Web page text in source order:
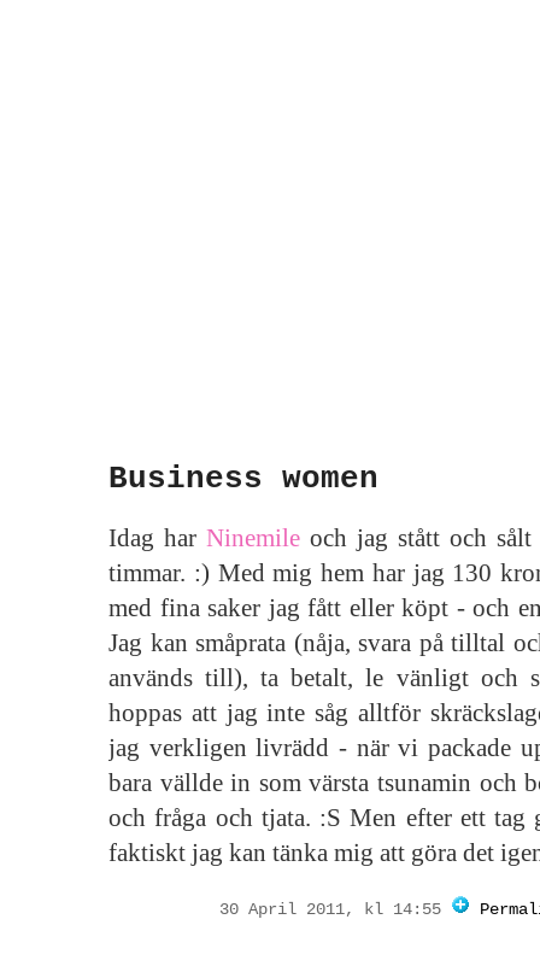
Business women
Idag har Ninemile och jag stått och
timmar. :) Med mig hem har jag 130
med fina saker jag fått eller köpt - och
Jag kan småprata (nåja, svara på tilltal
används till), ta betalt, le vänligt och
hoppas att jag inte såg alltför
jag verkligen livrädd - när vi packade
bara vällde in som värsta tsunamin och
och fråga och tjata. :S Men efter ett tag
faktiskt jag kan tänka mig att göra det
30 April 2011, kl 14:55